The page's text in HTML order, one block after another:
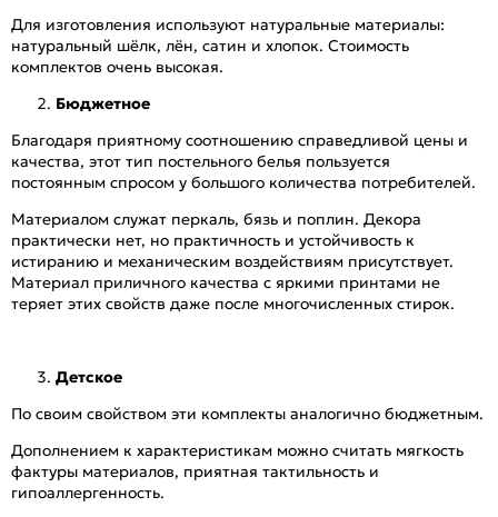
Для изготовления используют натуральные материалы:
натуральный шёлк, лён, сатин и хлопок. Стоимость
комплектов очень высокая.
Бюджетное
Благодаря приятному соотношению справедливой цены и
качества, этот тип постельного белья пользуется
постоянным спросом у большого количества потребителей.
Материалом служат перкаль, бязь и поплин. Декора
практически нет, но практичность и устойчивость к
истиранию и механическим воздействиям присутствует.
Материал приличного качества с яркими принтами не
теряет этих свойств даже после многочисленных стирок.
Детское
По своим свойством эти комплекты аналогично бюджетным.
Дополнением к характеристикам можно считать мягкость
фактуры материалов, приятная тактильность и
гипоаллергенность.